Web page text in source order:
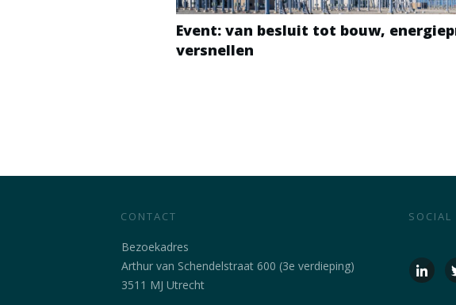
Event: van besluit tot bouw,
versnellen
CONTACT
Bezoekadres
Arthur van Schendelstraat 600 (3e verdieping)
3511 MJ Utrecht
SOCIAL